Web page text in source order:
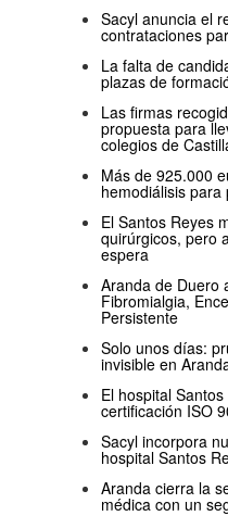
Sacyl anuncia el
contrataciones
La falta de
plazas de
Las firmas
propuesta para
colegios de
Más de 925.000
hemodiálisis
El Santos Reyes
quirúrgicos, pero
espera
Aranda de Duero
Fibromialgia,
Persistente
Solo unos días:
invisible en
El hospital
certificación ISO
Sacyl incorpora
hospital Santos
Aranda cierra la
médica con un